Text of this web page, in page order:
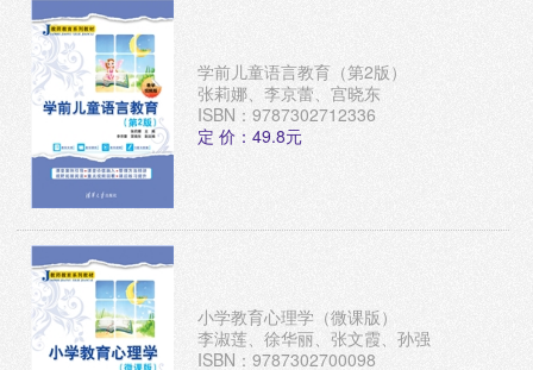
学前儿童语言教育（第2版）
张莉娜、李京蕾、宫晓东
ISBN：9787302712336
定 价：49.8元
小学教育心理学（微课版）
李淑莲、徐华丽、张文霞、孙强
ISBN：9787302700098